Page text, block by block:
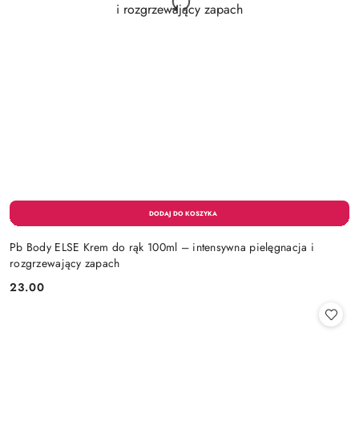
Pb Body ELSE Krem do rąk 100ml – intensywna pielęgnacja i
rozgrzewający zapach
Cena:
23.00